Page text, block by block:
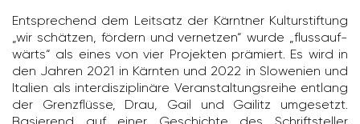
Entspre­chend dem Leit­satz der Kärntner Kultur­stif­tung
„wir schätzen, fördern und vernetzen“ wurde „fluss­auf­
wärts“ als eines von vier Projekten prämiert. Es wird in
den Jahren 2021 in Kärnten und 2022 in Slowe­nien und
Italien als inter­dis­zi­pli­näre Veran­stal­tungs­reihe entlang
der Grenz­flüsse, Drau, Gail und Gailitz umge­setzt.